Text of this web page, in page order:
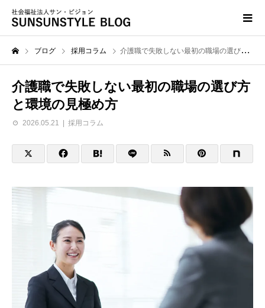
ブログ 採用コラム 介護職で失敗しない最初の職場の選び方と環境の見極め方
介護職で失敗しない最初の職場の選び方
と環境の見極め方
2026.05.21 採用コラム